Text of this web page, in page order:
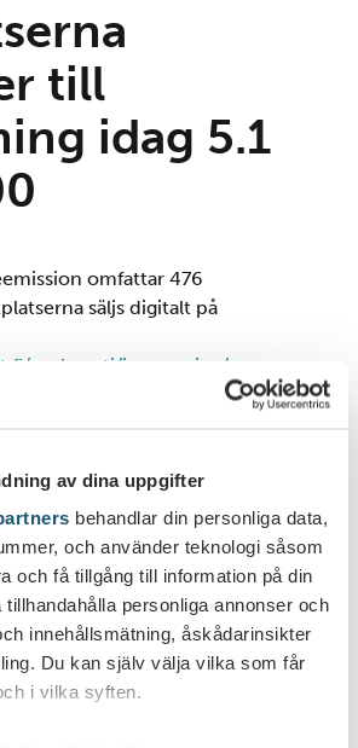
av dina uppgifter
behandlar din personliga data,
och använder teknologi såsom
och få tillgång till information på din
personliga annonser och
innehållsmätning, åskådarinsikter
Du kan själv välja vilka som får
i vilka syften.
till
idag 5.1
omfattar 476
säljs digitalt på
osakeanti/ingamarina/sv
finns närmare information om
osakeanti/ingamarina/sv
Fortsätt till teckningssidan,
interaktiva båtplatskartan. Fyll i
och gör
enligt instruktionerna. Fakturan
du anger i teckningssystemet.
köpa en båtplats åt gången.